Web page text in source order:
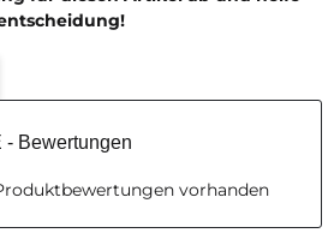
- Bewertungen
vorhanden